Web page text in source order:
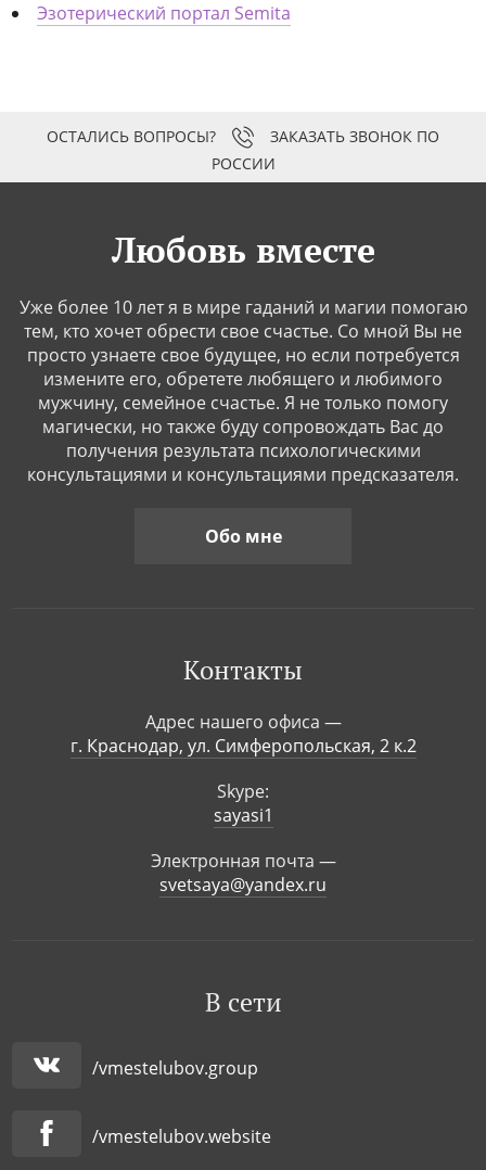
Эзотерический портал Semita
ЗАКАЗАТЬ ЗВОНОК ПО
РОССИИ
Любовь вместе
Уже более 10 лет я в мире гаданий и магии помогаю
тем, кто хочет обрести свое счастье. Со мной Вы не
просто узнаете свое будущее, но если потребуется
измените его, обретете любящего и любимого
мужчину, семейное счастье. Я не только помогу
магически, но также буду сопровождать Вас до
получения результата психологическими
консультациями и консультациями предсказателя.
Обо мне
Контакты
Адрес нашего офиса —
г. Краснодар, ул. Симферопольская, 2 к.2
Skype:
sayasi1
Электронная почта —
svetsaya@yandex.ru
В сети
/vmestelubov.group
/vmestelubov.website